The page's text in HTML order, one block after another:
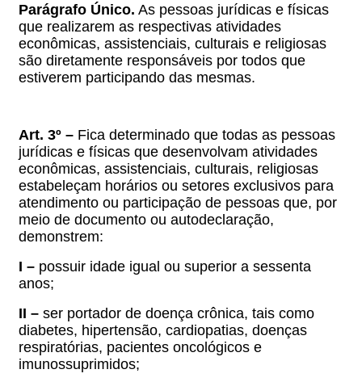
Parágrafo Único. As pessoas jurídicas e físicas
que realizarem as respectivas atividades
econômicas, assistenciais, culturais e religiosas
são diretamente responsáveis por todos que
estiverem participando das mesmas.
Art. 3º – Fica determinado que todas as pessoas
jurídicas e físicas que desenvolvam atividades
econômicas, assistenciais, culturais, religiosas
estabeleçam horários ou setores exclusivos para
atendimento ou participação de pessoas que, por
meio de documento ou autodeclaração,
demonstrem:
I – possuir idade igual ou superior a sessenta
anos;
II – ser portador de doença crônica, tais como
diabetes, hipertensão, cardiopatias, doenças
respiratórias, pacientes oncológicos e
imunossuprimidos;